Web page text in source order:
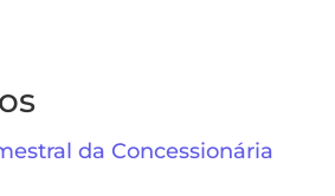
da Concessionária